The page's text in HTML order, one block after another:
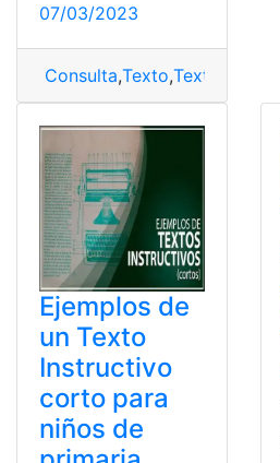
07/03/2023
Consulta,Texto,Texto
Ejemplos de
un Texto
Instructivo
corto para
niños de